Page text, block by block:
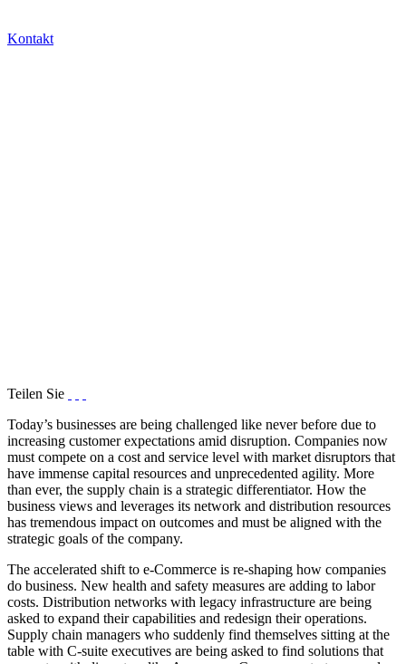
Kontakt
Teilen Sie
Today’s businesses are being challenged like never before due to
increasing customer expectations amid disruption. Companies now
must compete on a cost and service level with market disruptors that
have immense capital resources and unprecedented agility. More
than ever, the supply chain is a strategic differentiator. How the
business views and leverages its network and distribution resources
has tremendous impact on outcomes and must be aligned with the
strategic goals of the company.
The accelerated shift to e-Commerce is re-shaping how companies
do business. New health and safety measures are adding to labor
costs. Distribution networks with legacy infrastructure are being
asked to expand their capabilities and redesign their operations.
Supply chain managers who suddenly find themselves sitting at the
table with C-suite executives are being asked to find solutions that